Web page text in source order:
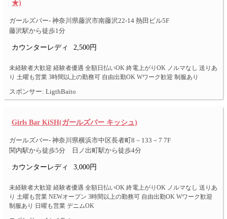
★)
ガールズバー- 神奈川県藤沢市南藤沢22-14 熱田ビル5F
藤沢駅から徒歩1分
カウンターレディ 2,500円
未経験者大歓迎 経験者優遇 全額日払いOK 終電上がりOK ノルマなし 送りあ
り 土曜も営業 3時間以上の勤務可 自由出勤OK Wワーク歓迎 制服あり
スポンサー: LigthBaito
Girls Bar KiSH(ガールズバー キッシュ)
ガールズバー- 神奈川県横浜市中区長者町8－133－7 7F
関内駅から徒歩5分 日ノ出町駅から徒歩4分
カウンターレディ 3,000円
未経験者大歓迎 経験者優遇 全額日払いOK 終電上がりOK ノルマなし 送りあ
り 土曜も営業 NEWオープン 3時間以上の勤務可 自由出勤OK Wワーク歓迎
制服あり 日曜も営業 デニムOK